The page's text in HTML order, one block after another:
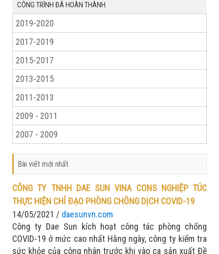
CÔNG TRÌNH ĐÃ HOÀN THÀNH
2019-2020
2017-2019
2015-2017
2013-2015
2011-2013
2009 - 2011
2007 - 2009
Bài viết mới nhất
CÔNG TY TNHH DAE SUN VINA CONS NGHIỆP TÚC
THỰC HIỆN CHỈ ĐẠO PHÒNG CHÔNG DỊCH COVID-19
14/05/2021 / daesunvn.com
Công ty Dae Sun kích hoạt công tác phòng chống
COVID-19 ở mức cao nhất Hằng ngày, công ty kiểm tra
sức khỏe của công nhân trước khi vào ca sản xuất Đề